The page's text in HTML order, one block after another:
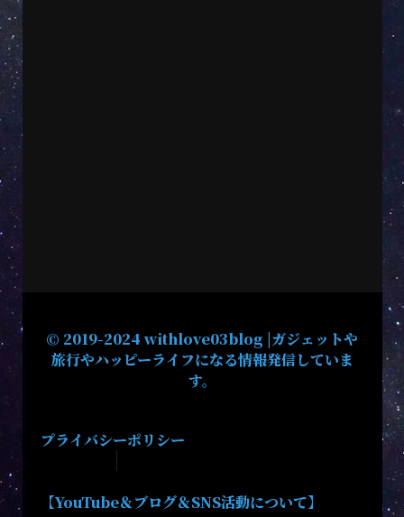
© 2019-2024 withlove03blog |ガジェットや
旅行やハッピーライフになる情報発信していま
す。
プライバシーポリシー
【YouTube＆ブログ＆SNS活動について】